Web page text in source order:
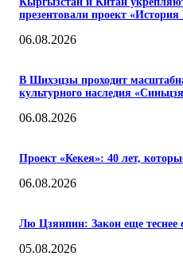
презентовали проект
06.08.2026
В Шихэцзы проходит
культурного наследия
06.08.2026
Проект «Кекея»: 40 лет,
06.08.2026
Лю Цзянпин: Закон еще теснее
05.08.2026